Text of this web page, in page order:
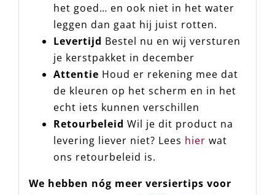
het goed… en ook niet in het water
leggen dan gaat hij juist rotten.
Levertijd Bestel nu en wij versturen
je kerstpakket in december
Attentie Houd er rekening mee dat
de kleuren op het scherm en in het
echt iets kunnen verschillen
Retourbeleid Wil je dit product na
levering liever niet? Lees hier wat
ons retourbeleid is.
We hebben nóg meer versiertips voor